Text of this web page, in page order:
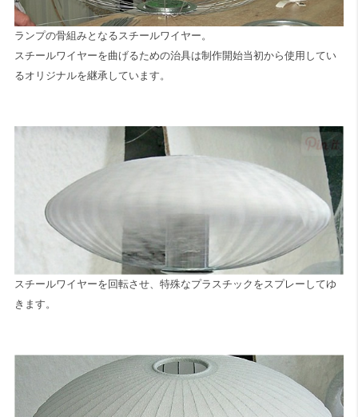
ランプの骨組みとなるスチールワイヤー。
スチールワイヤーを曲げるための治具は制作開始当初から使用してい
るオリジナルを継承しています。
スチールワイヤーを回転させ、特殊なプラスチックをスプレーしてゆ
きます。